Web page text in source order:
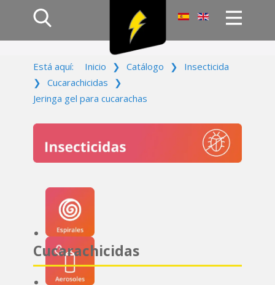
Productos
Empresa
Contacto
Acceso
Está aquí: Inicio ❯ Catálogo ❯
Insecticida
❯ Cucarachicidas
❯
Jeringa gel para cucarachas
Cucarachicidas